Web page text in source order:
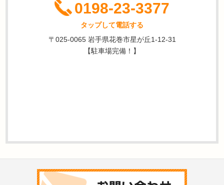
0198-23-3377
タップして電話する
〒025-0065 岩手県花巻市星が丘1-12-31
【駐車場完備！】